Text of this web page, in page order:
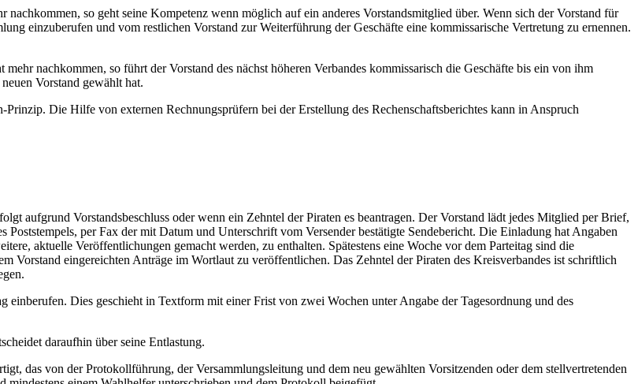
so geht seine Kompetenz wenn möglich auf ein anderes Vorstandsmitglied über. Wenn sich der Vorstand für
einzuberufen und vom restlichen Vorstand zur Weiterführung der Geschäfte eine kommissarische Vertretung zu ernennen.
nachkommen, so führt der Vorstand des nächst höheren Verbandes kommissarisch die Geschäfte bis ein von ihm
Vorstand gewählt hat.
Die Hilfe von externen Rechnungsprüfern bei der Erstellung des Rechenschaftsberichtes kann in Anspruch
aufgrund Vorstandsbeschluss oder wenn ein Zehntel der Piraten es beantragen. Der Vorstand lädt jedes Mitglied per Brief,
per Fax der mit Datum und Unterschrift vom Versender bestätigte Sendebericht. Die Einladung hat Angaben
aktuelle Veröffentlichungen gemacht werden, zu enthalten. Spätestens eine Woche vor dem Parteitag sind die
Vorstand eingereichten Anträge im Wortlaut zu veröffentlichen. Das Zehntel der Piraten des Kreisverbandes ist schriftlich
Dies geschieht in Textform mit einer Frist von zwei Wochen unter Angabe der Tagesordnung und des
daraufhin über seine Entlastung.
das von der Protokollführung, der Versammlungsleitung und dem neu gewählten Vorsitzenden oder dem stellvertretenden